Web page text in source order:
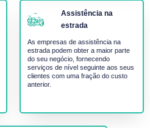
Assistência na
estrada
As empresas de assistência na
estrada podem obter a maior parte
do seu negócio, fornecendo
serviços de nível seguinte aos seus
clientes com uma fração do custo
anterior.